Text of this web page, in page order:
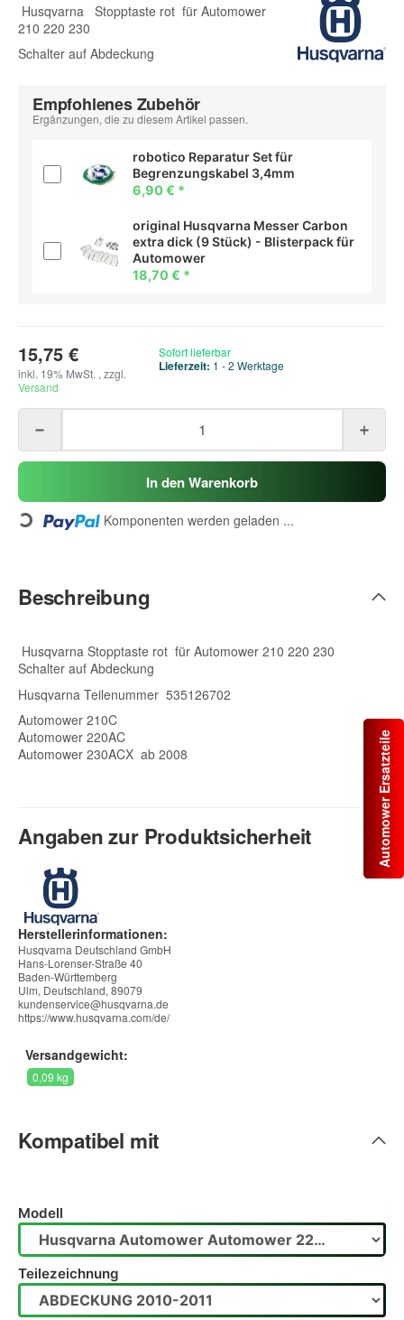
Automower Ersatzteile
Husqvarna Stopptaste rot für Automower
210 220 230
Schalter auf Abdeckung
Empfohlenes Zubehör
Ergänzungen, die zu diesem Artikel passen.
robotico Reparatur Set für
Begrenzungskabel 3,4mm
6,90 € *
original Husqvarna Messer Carbon
extra dick (9 Stück) - Blisterpack für
Automower
18,70 € *
15,75 €
inkl. 19% MwSt. , zzgl.
Versand
Sofort lieferbar
Lieferzeit: 1 - 2 Werktage
In den Warenkorb
Loading... Komponenten werden geladen ...
Beschreibung
Husqvarna Stopptaste rot für Automower 210 220 230
Schalter auf Abdeckung
Husqvarna Teilenummer 535126702
Automower 210C
Automower 220AC
Automower 230ACX ab 2008
Angaben zur Produktsicherheit
Herstellerinformationen:
Husqvarna Deutschland GmbH
Hans-Lorenser-Straße 40
Baden-Württemberg
Ulm, Deutschland, 89079
kundenservice@husqvarna.de
https://www.husqvarna.com/de/
Versandgewicht:
0,09 kg
Kompatibel mit
Teilezeichnung
Modell